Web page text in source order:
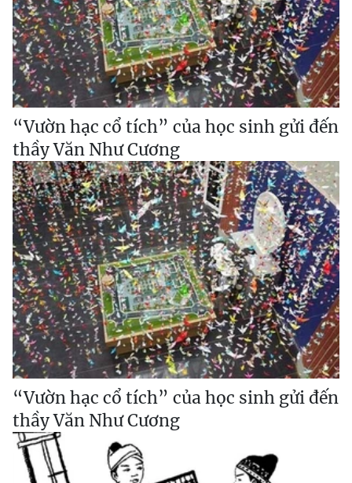
“Vườn hạc cổ tích” của học sinh gửi đến
thầy Văn Như Cương
“Vườn hạc cổ tích” của học sinh gửi đến
thầy Văn Như Cương